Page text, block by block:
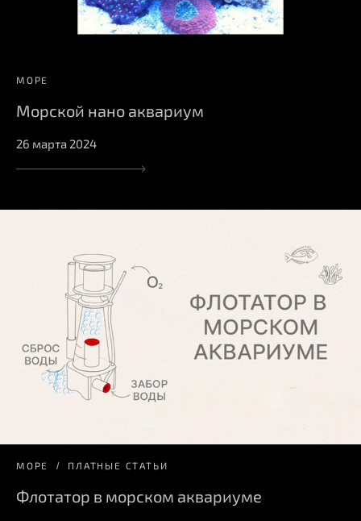
МОРЕ
Морской нано аквариум
26 марта 2024
МОРЕ ПЛАТНЫЕ СТАТЬИ
Флотатор в морском аквариуме